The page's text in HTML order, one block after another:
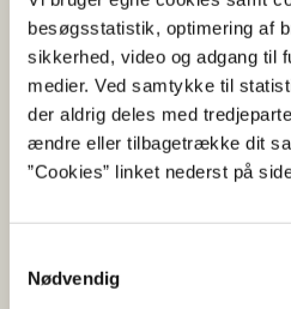
besøgsstatistik, optimering af
sikkerhed, video og adgang til
medier. Ved samtykke til
der aldrig deles med
ændre eller tilbagetrække dit
”Cookies” linket nederst på
Nødvendig
Her kan du
oplysninger om
Informationerne er angivet
anmeldt produktet.